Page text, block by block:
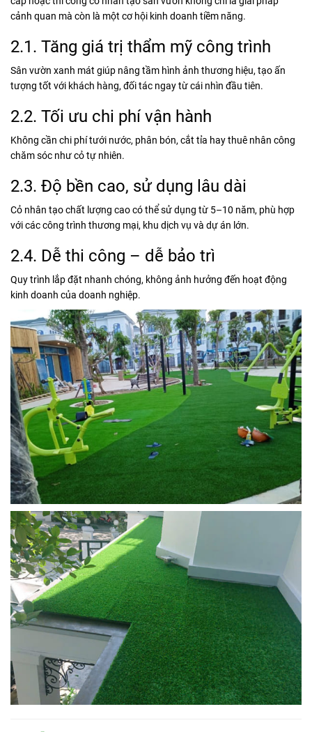
cảnh quan mà còn là một cơ hội kinh doanh tiềm năng.
2.1. Tăng giá trị thẩm mỹ công trình
Sân vườn xanh mát giúp nâng tầm hình ảnh thương hiệu, tạo ấn
tượng tốt với khách hàng, đối tác ngay từ cái nhìn đầu tiên.
2.2. Tối ưu chi phí vận hành
Không cần chi phí tưới nước, phân bón, cắt tỉa hay thuê nhân công
chăm sóc như cỏ tự nhiên.
2.3. Độ bền cao, sử dụng lâu dài
Cỏ nhân tạo chất lượng cao có thể sử dụng từ 5–10 năm, phù hợp
với các công trình thương mại, khu dịch vụ và dự án lớn.
2.4. Dễ thi công – dễ bảo trì
Quy trình lắp đặt nhanh chóng, không ảnh hưởng đến hoạt động
kinh doanh của doanh nghiệp.